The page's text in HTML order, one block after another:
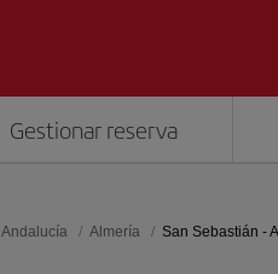
Gestionar reserva
Andalucía Almería San Sebastián -